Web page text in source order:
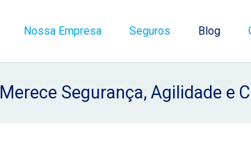
Nossa Empresa Seguros Blog
Segurança, Agilidade e